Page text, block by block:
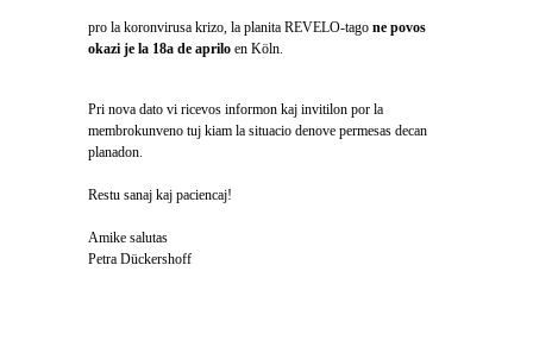
pro la koronvirusa krizo, la planita REVELO-tago ne povos
okazi je la 18a de aprilo en Köln.
Pri nova dato vi ricevos informon kaj invitilon por la
membrokunveno tuj kiam la situacio denove permesas decan
planadon.
Restu sanaj kaj paciencaj!
Amike salutas
Petra Dückershoff